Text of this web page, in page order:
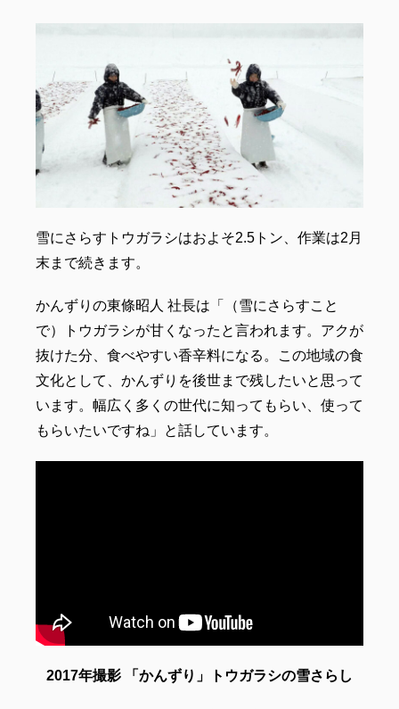
雪にさらすトウガラシはおよそ2.5トン、作業は2月
末まで続きます。
かんずりの東條昭人 社長は「（雪にさらすこと
で）トウガラシが甘くなったと言われます。アクが
抜けた分、食べやすい香辛料になる。この地域の食
文化として、かんずりを後世まで残したいと思って
います。幅広く多くの世代に知ってもらい、使って
もらいたいですね」と話しています。
2017年撮影 「かんずり」トウガラシの雪さらし